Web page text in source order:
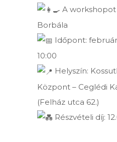
A workshopot
Borbála
Időpont:
10:00
Helyszín:
Központ – Ceglédi
(Felház utca 62.)
Részvételi díj: